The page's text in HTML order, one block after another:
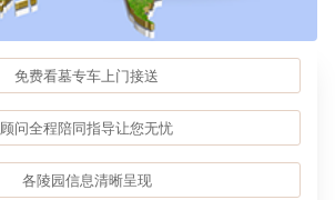
免费看墓专车上门接送
顾问全程陪同指导让您无忧
各陵园信息清晰呈现